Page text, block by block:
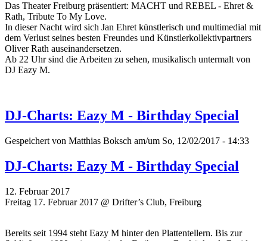
Das Theater Freiburg präsentiert: MACHT und REBEL - Ehret &
Rath, Tribute To My Love.
In dieser Nacht wird sich Jan Ehret künstlerisch und multimedial mit
dem Verlust seines besten Freundes und Künstlerkollektivpartners
Oliver Rath auseinandersetzen.
Ab 22 Uhr sind die Arbeiten zu sehen, musikalisch untermalt von
DJ Eazy M.
DJ-Charts: Eazy M - Birthday Special
Gespeichert von Matthias Boksch am/um So, 12/02/2017 - 14:33
DJ-Charts: Eazy M - Birthday Special
12. Februar 2017
Freitag 17. Februar 2017 @ Drifter’s Club, Freiburg
Bereits seit 1994 steht Eazy M hinter den Plattentellern. Bis zur